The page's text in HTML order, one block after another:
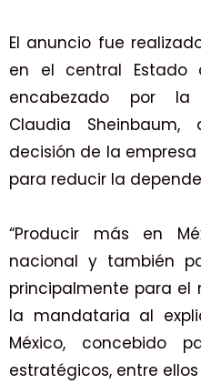
El anuncio fue
en el central Estado
encabezado por la
Claudia
decisión de la
para reducir la
“Producir más en
nacional y también
principalmente para el
la mandataria al
México, concebido
estratégicos, entre